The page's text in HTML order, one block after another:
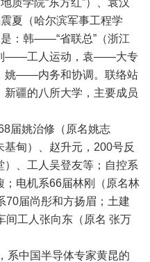
质学院“东方红”）、袁汉
震夏（哈尔滨军事工程学
是：韩——“省联总”（浙江
——工人运动，袁——大专
姚——内务和协调。联络站
新疆的八所大学，主要成员
届姚治修（原名姚志
甸）、赵升元，200号反
、工人吴登友等；自控系
电机系66届林刚（原名林
70届尚彤和方扬眉；土建
间工人张向东（原名 张万
系中国半导体专家黄昆的